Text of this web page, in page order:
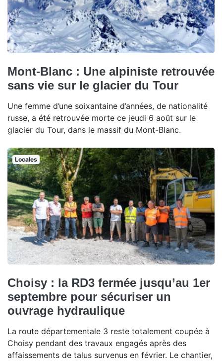
Mont-Blanc : Une alpiniste retrouvée
sans vie sur le glacier du Tour
Une femme d’une soixantaine d’années, de nationalité
russe, a été retrouvée morte ce jeudi 6 août sur le
glacier du Tour, dans le massif du Mont-Blanc.
Locales
Choisy : la RD3 fermée jusqu’au 1er
septembre pour sécuriser un
ouvrage hydraulique
La route départementale 3 reste totalement coupée à
Choisy pendant des travaux engagés après des
affaissements de talus survenus en février. Le chantier,